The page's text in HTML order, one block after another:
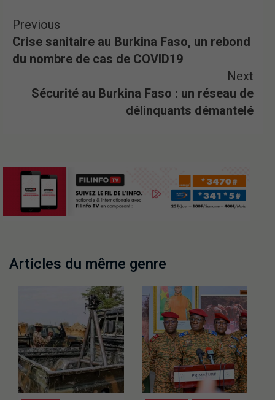
Previous
Crise sanitaire au Burkina Faso, un rebond
du nombre de cas de COVID19
Next
Sécurité au Burkina Faso : un réseau de
délinquants démantelé
Articles du même genre